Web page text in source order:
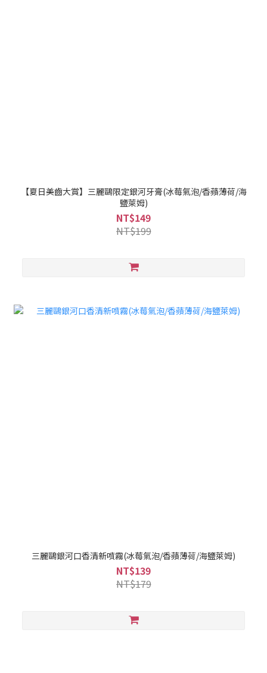
【夏日美齒大賞】三麗鷗限定銀河牙膏(冰莓氣泡/香蘋薄荷/海
鹽萊姆)
NT$149
NT$199
三麗鷗銀河口香清新噴霧(冰莓氣泡/香蘋薄荷/海鹽萊姆)
NT$139
NT$179